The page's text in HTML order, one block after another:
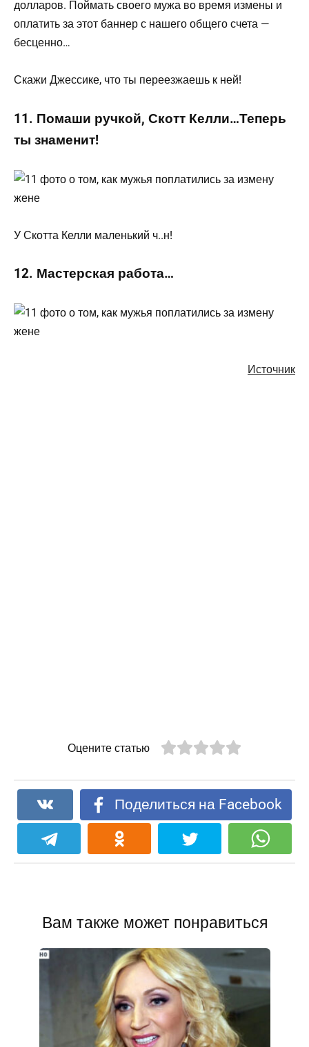
долларов. Поймать своего мужа во время измены и
оплатить за этот баннер с нашего общего счета —
бесценно…
Скажи Джессике, что ты переезжаешь к ней!
11. Помаши ручкой, Скотт Келли…Теперь
ты знаменит!
У Скотта Келли маленький ч..н!
12. Мастерская работа…
Источник
Оцените статью
Поделиться на Facebook
Вам также может понравиться